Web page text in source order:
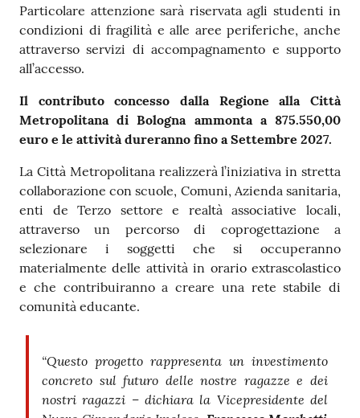
Particolare attenzione sarà riservata agli studenti in
condizioni di fragilità e alle aree periferiche, anche
attraverso servizi di accompagnamento e supporto
all’accesso.
Il contributo concesso dalla Regione alla Città
Metropolitana di Bologna ammonta a 875.550,00
euro e le attività dureranno fino a Settembre 2027.
La Città Metropolitana realizzerà l’iniziativa in stretta
collaborazione con scuole, Comuni, Azienda sanitaria,
enti de Terzo settore e realtà associative locali,
attraverso un percorso di coprogettazione a
selezionare i soggetti che si occuperanno
materialmente delle attività in orario extrascolastico
e che contribuiranno a creare una rete stabile di
comunità educante.
“Questo progetto rappresenta un investimento
concreto sul futuro delle nostre ragazze e dei
nostri ragazzi – dichiara la Vicepresidente del